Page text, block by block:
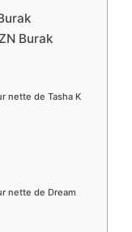
Burak
nette de Tasha K
nette de Dream